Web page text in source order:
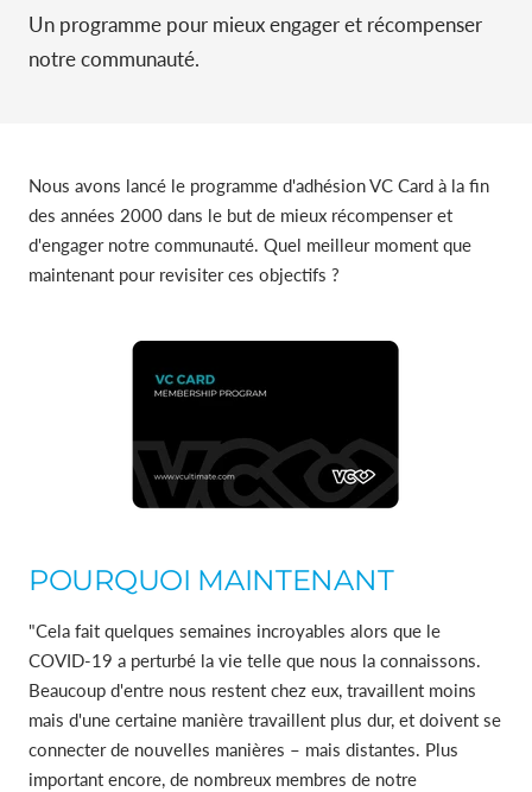
Un programme pour mieux engager et récompenser
notre communauté.
Nous avons lancé le programme d'adhésion VC Card à la fin
des années 2000 dans le but de mieux récompenser et
d'engager notre communauté. Quel meilleur moment que
maintenant pour revisiter ces objectifs ?
POURQUOI MAINTENANT
"Cela fait quelques semaines incroyables alors que le
COVID-19 a perturbé la vie telle que nous la connaissons.
Beaucoup d'entre nous restent chez eux, travaillent moins
mais d'une certaine manière travaillent plus dur, et doivent se
connecter de nouvelles manières – mais distantes. Plus
important encore, de nombreux membres de notre